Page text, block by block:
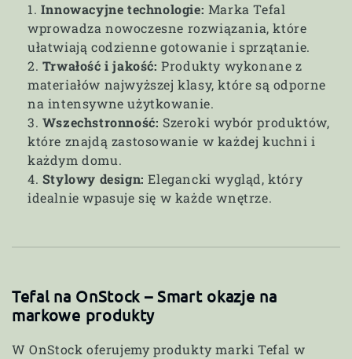
Innowacyjne technologie: Marka Tefal
wprowadza nowoczesne rozwiązania, które
ułatwiają codzienne gotowanie i sprzątanie.
Trwałość i jakość: Produkty wykonane z
materiałów najwyższej klasy, które są odporne
na intensywne użytkowanie.
Wszechstronność: Szeroki wybór produktów,
które znajdą zastosowanie w każdej kuchni i
każdym domu.
Stylowy design: Elegancki wygląd, który
idealnie wpasuje się w każde wnętrze.
Tefal na OnStock – Smart okazje na
markowe produkty
W OnStock oferujemy produkty marki Tefal w